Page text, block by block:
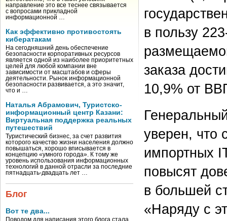
направление это все теснее связывается
с вопросами прикладной
информационной …
Как эффективно противостоять
кибератакам
На сегодняшний день обеспечение
безопасности корпоративных ресурсов
является одной из наиболее приоритетных
целей для любой компании вне
зависимости от масштабов и сферы
деятельности. Рынок информационной
безопасности развивается, а это значит,
что и …
Наталья Абрамович, Туристско-
информационный центр Казани:
Виртуальная поддержка реальных
путешествий
Туристический бизнес, за счет развития
которого качество жизни населения должно
повышаться, хорошо вписывается в
концепцию «умного города». К тому же
уровень использования информационных
технологий в данной отрасли за последние
пятнадцать-двадцать лет …
Блог
Вот те два...
Поводом для написания этого блога стала
в пользу
заказа
10,9% от
уверен, что
импортных
повысят
в большей
«Наряду с